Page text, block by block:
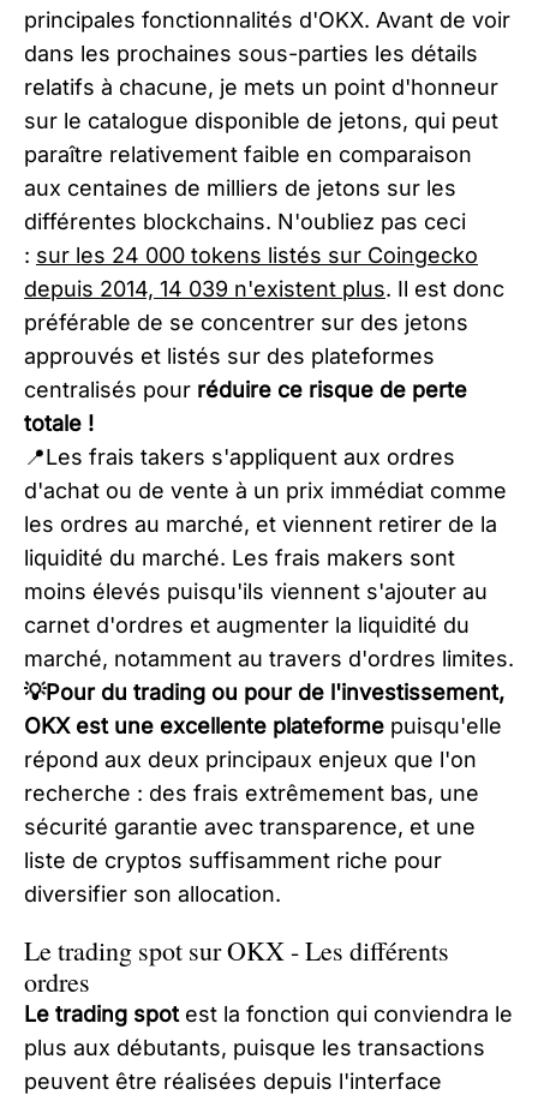
principales fonctionnalités d'OKX. Avant de voir
dans les prochaines sous-parties les détails
relatifs à chacune, je mets un point d'honneur
sur le catalogue disponible de jetons, qui peut
paraître relativement faible en comparaison
aux centaines de milliers de jetons sur les
différentes blockchains. N'oubliez pas ceci
: sur les 24 000 tokens listés sur Coingecko
depuis 2014, 14 039 n'existent plus. Il est donc
préférable de se concentrer sur des jetons
approuvés et listés sur des plateformes
centralisés pour réduire ce risque de perte
totale !
📍Les frais takers s'appliquent aux ordres
d'achat ou de vente à un prix immédiat comme
les ordres au marché, et viennent retirer de la
liquidité du marché. Les frais makers sont
moins élevés puisqu'ils viennent s'ajouter au
carnet d'ordres et augmenter la liquidité du
marché, notamment au travers d'ordres limites.
💡Pour du trading ou pour de l'investissement,
OKX est une excellente plateforme puisqu'elle
répond aux deux principaux enjeux que l'on
recherche : des frais extrêmement bas, une
sécurité garantie avec transparence, et une
liste de cryptos suffisamment riche pour
diversifier son allocation.
Le trading spot sur OKX - Les différents
ordres
Le trading spot est la fonction qui conviendra le
plus aux débutants, puisque les transactions
peuvent être réalisées depuis l'interface